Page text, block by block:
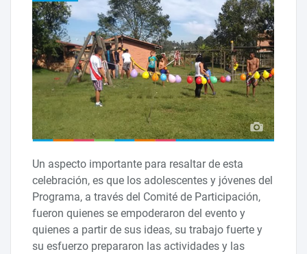
Un aspecto importante para resaltar de esta
celebración, es que los adolescentes y jóvenes del
Programa, a través del Comité de Participación,
fueron quienes se empoderaron del evento y
quienes a partir de sus ideas, su trabajo fuerte y
su esfuerzo prepararon las actividades y las